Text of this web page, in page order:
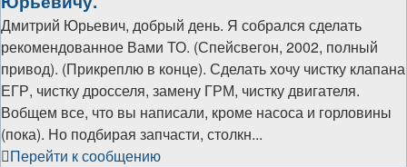
Дмитрий Юрьевич, добрый день. Я собрался сделать
рекомендованное Вами ТО. (Спейсвегон, 2002, полный
привод). (Прикреплю в конце). Сделать хочу чистку клапана
ЕГР, чистку дросселя, замену ГРМ, чистку двигателя.
Вобщем все, что вы написали, кроме насоса и горловины
(пока). Но подбирая запчасти, столкн...
Перейти к сообщению